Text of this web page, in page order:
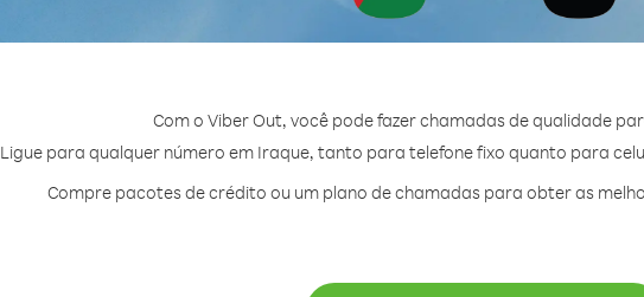
Com o Viber Out, você pode fazer chamadas de qualidade
Ligue para qualquer número em Iraque, tanto para telefone fixo quanto para
Compre pacotes de crédito ou um plano de chamadas para obter as